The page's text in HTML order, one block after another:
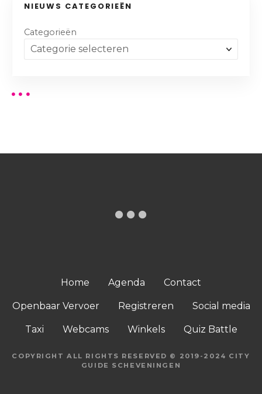
NIEUWS CATEGORIEËN
Categorieën
Home Agenda Contact
Openbaar Vervoer Registreren Social media
Taxi Webcams Winkels Quiz Battle
COPYRIGHT ALL RIGHTS RESERVED © 2019-2024 CITY
GUIDE SCHEVENINGEN